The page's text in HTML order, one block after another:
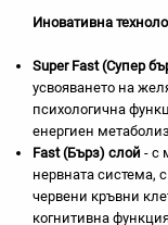
Иновативна
Super Fast(Супер
усвояването на
психологична
енергиен
Fast(Бърз) слой - с
нервната система,
червени кръвни
когнитивна